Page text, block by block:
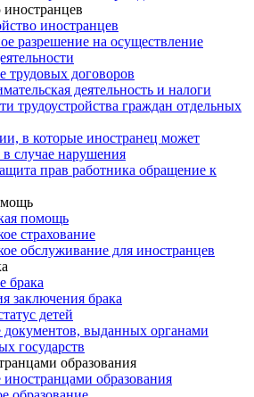
иностранцев
иностранцев
разрешение на осуществление
трудовых договоров
деятельность и налоги
трудоустройства граждан отдельных
в которые иностранец может
в случае нарушения
прав работника обращение к
помощь
страхование
обслуживание для иностранцев
брака
заключения брака
детей
выданных органами
государств
образования
образования